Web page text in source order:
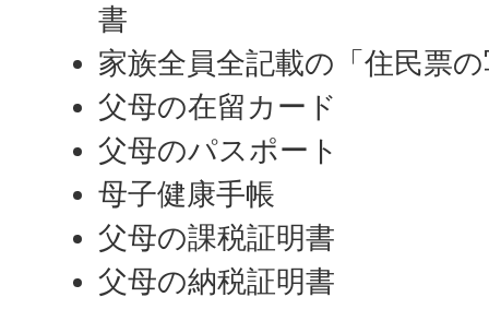
書
家族全員全記載の「住民票
父母の在留カード
父母のパスポート
母子健康手帳
父母の課税証明書
父母の納税証明書